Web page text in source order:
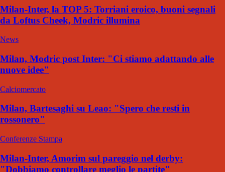
Milan-Inter, la TOP 5: Torriani eroico, buoni segnali
da Loftus Cheek, Modric illumina
News
Milan, Modric post Inter: "Ci stiamo adattando alle
nuove idee"
Calciomercato
Milan, Bartesaghi su Leao: "Spero che resti in
rossonero"
Conferenze Stampa
Milan-Inter, Amorim sul pareggio nel derby:
"Dobbiamo controllare meglio le partite"